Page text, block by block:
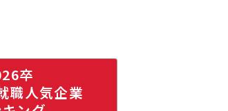
卒
職人気企業